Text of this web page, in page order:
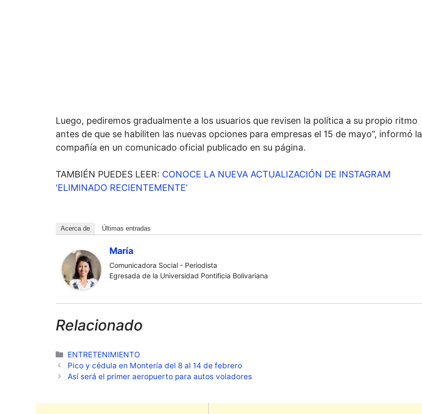
Luego, pediremos gradualmente a los usuarios que revisen la política a su propio ritmo
antes de que se habiliten las nuevas opciones para empresas el 15 de mayo”, informó la
compañía en un comunicado oficial publicado en su página.
TAMBIÉN PUEDES LEER: CONOCE LA NUEVA ACTUALIZACIÓN DE INSTAGRAM
‘ELIMINADO RECIENTEMENTE’
Acerca de Últimas entradas
María
Comunicadora Social - Periodista
Egresada de la Universidad Pontificia Bolivariana
Relacionado
Categorías
ENTRETENIMIENTO
Pico y cédula en Montería del 8 al 14 de febrero
Así será el primer aeropuerto para autos voladores